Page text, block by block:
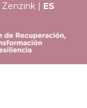
Zenzink
ES